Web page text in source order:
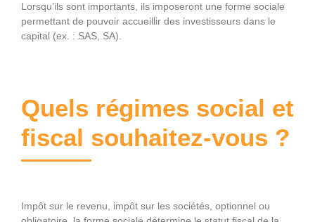
Lorsqu’ils sont importants, ils imposeront une forme sociale
permettant de pouvoir accueillir des investisseurs dans le
capital (ex. : SAS, SA).
Quels régimes social et
fiscal souhaitez-vous ?
Impôt sur le revenu, impôt sur les sociétés, optionnel ou